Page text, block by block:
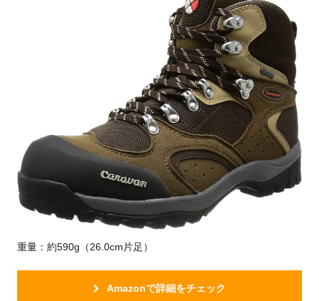
重量：約590g（26.0cm片足）
Amazonで詳細をチェック